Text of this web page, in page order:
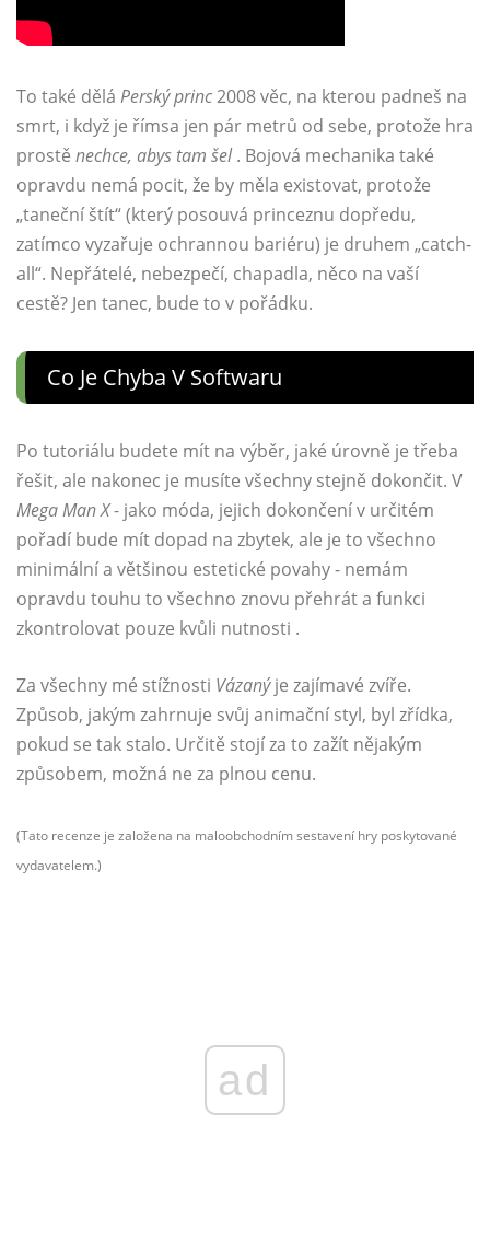
To také dělá Perský princ2008 věc, na kterou padneš na
smrt, i když je římsa jen pár metrů od sebe, protože hra
prostě nechce, abys tam šel. Bojová mechanika také
opravdu nemá pocit, že by měla existovat, protože
„taneční štít“ (který posouvá princeznu dopředu,
zatímco vyzařuje ochrannou bariéru) je druhem „catch-
all“. Nepřátelé, nebezpečí, chapadla, něco na vaší
cestě? Jen tanec, bude to v pořádku.
Co Je Chyba V Softwaru
Po tutoriálu budete mít na výběr, jaké úrovně je třeba
řešit, ale nakonec je musíte všechny stejně dokončit. V
Mega Man X- jako móda, jejich dokončení v určitém
pořadí bude mít dopad na zbytek, ale je to všechno
minimální a většinou estetické povahy - nemám
opravdu touhu to všechno znovu přehrát a funkci
zkontrolovat pouze kvůli nutnosti .
Za všechny mé stížnosti Vázanýje zajímavé zvíře.
Způsob, jakým zahrnuje svůj animační styl, byl zřídka,
pokud se tak stalo. Určitě stojí za to zažít nějakým
způsobem, možná ne za plnou cenu.
(Tato recenze je založena na maloobchodním sestavení hry poskytované
vydavatelem.)
ad